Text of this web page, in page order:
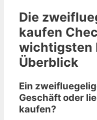
Die
kaufen
wichtigsten
Überblick
Ein
Geschäft oder
kaufen?